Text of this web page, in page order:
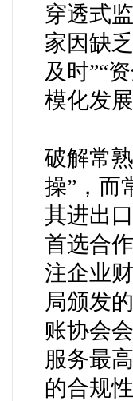
穿透式
家因缺
及时”“
模化发展
破解常
操”，而
其进出口
首选合
注企业
局颁发
账协会
服务最
的合规